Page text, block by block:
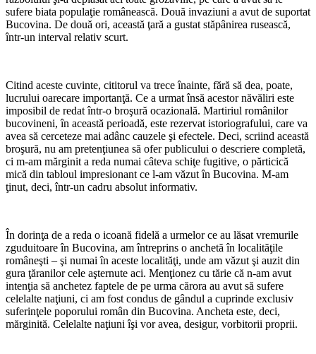
sufere biata populaţie românească. Două invaziuni a avut de suportat
Bucovina. De două ori, această ţară a gustat stăpânirea rusească,
într-un interval relativ scurt.
Citind aceste cuvinte, cititorul va trece înainte, fără să dea, poate,
lucrului oarecare importanţă. Ce a urmat însă acestor năvăliri este
imposibil de redat într-o broşură ocazională. Martiriul românilor
bucovineni, în această perioadă, este rezervat istoriografului, care va
avea să cerceteze mai adânc cauzele şi efectele. Deci, scriind această
broşură, nu am pretenţiunea să ofer publicului o descriere completă,
ci m-am mărginit a reda numai câteva schiţe fugitive, o părticică
mică din tabloul impresionant ce l-am văzut în Bucovina. M-am
ţinut, deci, într-un cadru absolut informativ.
În dorinţa de a reda o icoană fidelă a urmelor ce au lăsat vremurile
zguduitoare în Bucovina, am întreprins o anchetă în localităţile
româneşti – şi numai în aceste localităţi, unde am văzut şi auzit din
gura ţăranilor cele aşternute aci. Menţionez cu tărie că n-am avut
intenţia să anchetez faptele de pe urma cărora au avut să sufere
celelalte naţiuni, ci am fost condus de gândul a cuprinde exclusiv
suferinţele poporului român din Bucovina. Ancheta este, deci,
mărginită. Celelalte naţiuni îşi vor avea, desigur, vorbitorii proprii.